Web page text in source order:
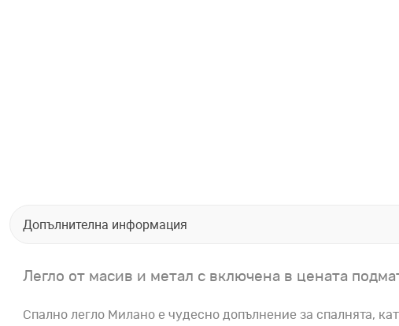
Допълнителна информация
Легло от масив и метал с включена в цената
Спално легло Милано е чудесно допълнение за спалнята,